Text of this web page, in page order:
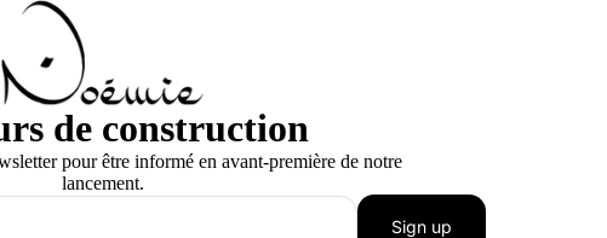
de construction
pour être informé en avant-première de notre
lancement.
Sign up